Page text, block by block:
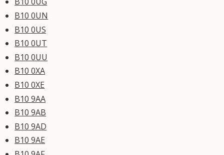
B10 0UN
B10 0US
B10 0UT
B10 0UU
B10 0XA
B10 0XE
B10 9AA
B10 9AB
B10 9AD
B10 9AE